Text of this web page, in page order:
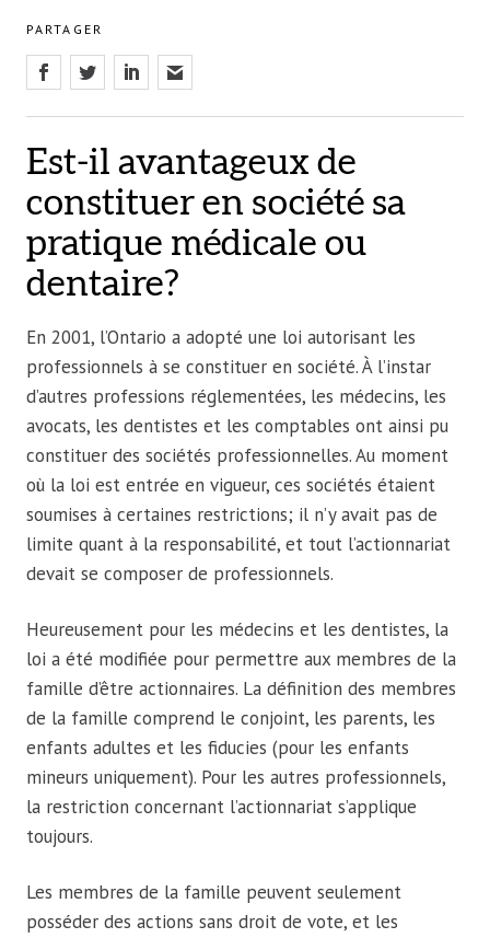
PARTAGER
Est-il avantageux de
constituer en société sa
pratique médicale ou
dentaire?
En 2001, l’Ontario a adopté une loi autorisant les
professionnels à se constituer en société. À l’instar
d’autres professions réglementées, les médecins, les
avocats, les dentistes et les comptables ont ainsi pu
constituer des sociétés professionnelles. Au moment
où la loi est entrée en vigueur, ces sociétés étaient
soumises à certaines restrictions; il n’y avait pas de
limite quant à la responsabilité, et tout l’actionnariat
devait se composer de professionnels.
Heureusement pour les médecins et les dentistes, la
loi a été modifiée pour permettre aux membres de la
famille d’être actionnaires. La définition des membres
de la famille comprend le conjoint, les parents, les
enfants adultes et les fiducies (pour les enfants
mineurs uniquement). Pour les autres professionnels,
la restriction concernant l’actionnariat s’applique
toujours.
Les membres de la famille peuvent seulement
posséder des actions sans droit de vote, et les